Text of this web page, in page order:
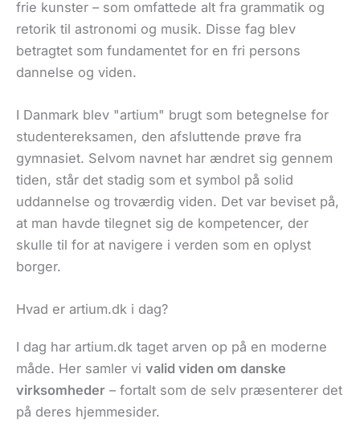
frie kunster – som omfattede alt fra grammatik og
retorik til astronomi og musik. Disse fag blev
betragtet som fundamentet for en fri persons
dannelse og viden.
I Danmark blev "artium" brugt som betegnelse for
studentereksamen, den afsluttende prøve fra
gymnasiet. Selvom navnet har ændret sig gennem
tiden, står det stadig som et symbol på solid
uddannelse og troværdig viden. Det var beviset på,
at man havde tilegnet sig de kompetencer, der
skulle til for at navigere i verden som en oplyst
borger.
Hvad er artium.dk i dag?
I dag har artium.dk taget arven op på en moderne
måde. Her samler vi valid viden om danske
virksomheder – fortalt som de selv præsenterer det
på deres hjemmesider.